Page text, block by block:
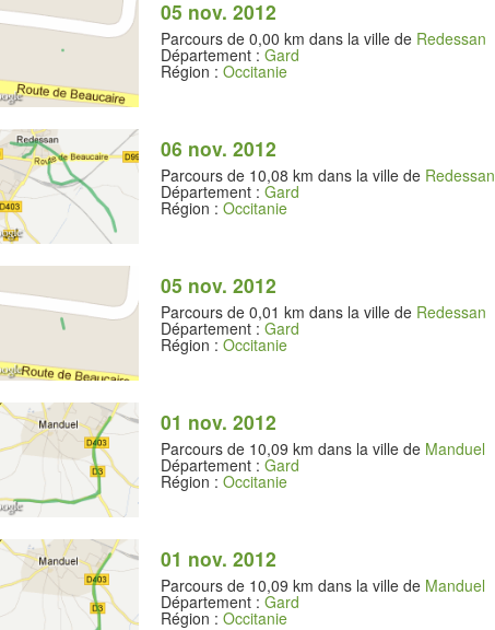
05 nov. 2012
Parcours de 0,00 km dans la ville de Redessan
Département : Gard
Région : Occitanie
06 nov. 2012
Parcours de 10,08 km dans la ville de Redessan
Département : Gard
Région : Occitanie
05 nov. 2012
Parcours de 0,01 km dans la ville de Redessan
Département : Gard
Région : Occitanie
01 nov. 2012
Parcours de 10,09 km dans la ville de Manduel
Département : Gard
Région : Occitanie
01 nov. 2012
Parcours de 10,09 km dans la ville de Manduel
Département : Gard
Région : Occitanie